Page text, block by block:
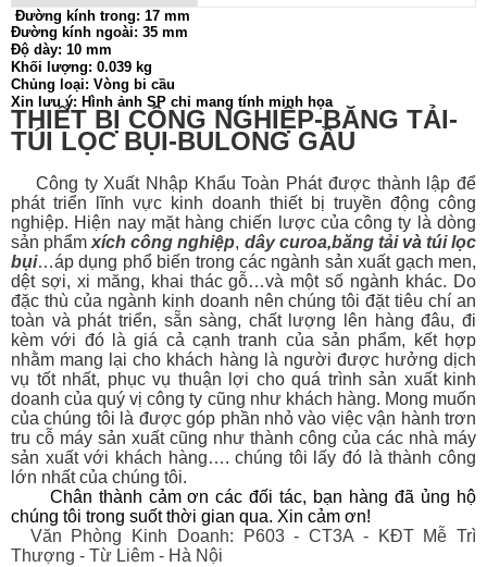
Đường kính trong: 17 mm
Đường kính ngoài: 35 mm
Độ dày: 10 mm
Khối lượng: 0.039 kg
Chủng loại: Vòng bi cầu
Xin lưu ý: Hình ảnh SP chỉ mang tính minh họa
THIẾT BỊ CÔNG NGHIỆP-BĂNG TẢI-
TÚI LỌC BỤI-BULONG GẦU
Công ty Xuất Nhập Khẩu Toàn Phát được thành lập để
phát triển lĩnh vực kinh doanh thiết bị truyền động công
nghiệp. Hiện nay mặt hàng chiến lược của công ty là dòng
sản phẩm xích công nghiệp, dây curoa,băng tảivàtúi lọc
bụi…áp dụng phổ biến trong các ngành sản xuất gạch men,
dệt sợi, xi măng, khai thác gỗ…và một số ngành khác. Do
đặc thù của ngành kinh doanh nên chúng tôi đặt tiêu chí an
toàn và phát triển, sẵn sàng, chất lượng lên hàng đâu, đi
kèm với đó là giá cả cạnh tranh của sản phẩm, kết hợp
nhằm mang lại cho khách hàng là người được hưởng dịch
vụ tốt nhất, phục vụ thuận lợi cho quá trình sản xuất kinh
doanh của quý vị công ty cũng như khách hàng. Mong muốn
của chúng tôi là được góp phần nhỏ vào việc vận hành trơn
tru cỗ máy sản xuất cũng như thành công của các nhà máy
sản xuất với khách hàng…. chúng tôi lấy đó là thành công
lớn nhất của chúng tôi.
Chân thành cảm ơn các đối tác, bạn hàng đã ủng hộ
chúng tôi trong suốt thời gian qua. Xin cảm ơn!
Văn Phòng Kinh Doanh: P603 - CT3A - KĐT Mễ Trì
Thượng - Từ Liêm - Hà Nội